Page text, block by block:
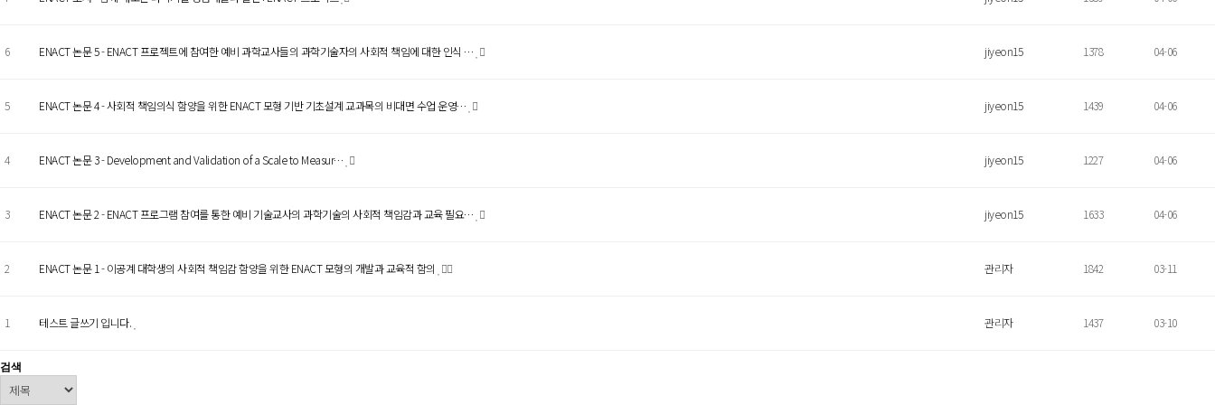
6 ENACT 논문 5 - ENACT 프로젝트에 참여한 예비 과학교사들의 과학기술자의 사회적 책임에 대한 인식 … jiyeon15 1378 04-06
5 ENACT 논문 4 - 사회적 책임의식 함양을 위한 ENACT 모형 기반 기초설계 교과목의 비대면 수업 운영… jiyeon15 1439 04-06
4 ENACT 논문 3 - Development and Validation of a Scale to Measur… jiyeon15 1227 04-06
3 ENACT 논문 2 - ENACT 프로그램 참여를 통한 예비 기술교사의 과학기술의 사회적 책임감과 교육 필요… jiyeon15 1633 04-06
2 ENACT 논문 1 - 이공계 대학생의 사회적 책임감 함양을 위한 ENACT 모형의 개발과 교육적 함의 관리자 1842 03-11
1 테스트 글쓰기 입니다. 관리자 1437 03-10
검색